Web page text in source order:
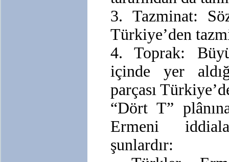
3. Tazminat:
Türkiye’den
4. Toprak:
içinde yer
parçası
“Dört T”
Ermeni
şunlardır: